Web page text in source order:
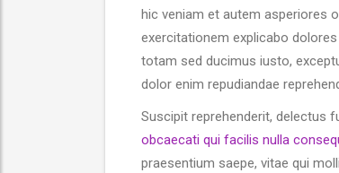
hic veniam et autem asperiores
exercitationem explicabo
totam sed ducimus iusto,
dolor enim repudiandae
Suscipit reprehenderit, delectus
obcaecati qui facilis nulla
praesentium saepe, vitae qui